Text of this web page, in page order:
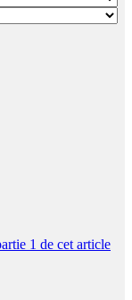
1 de cet article